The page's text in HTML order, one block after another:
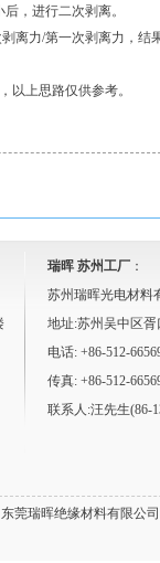
，进行二次剥离。
离力/第一次剥离力，结
以上思路仅供参考。
瑞晖 苏州工厂 ：
苏州瑞晖光电材料
地址:苏州吴中区
电话: +86-512-
传真: +86-512-
联系人:汪先生(86-
莞瑞晖绝缘材料有限公